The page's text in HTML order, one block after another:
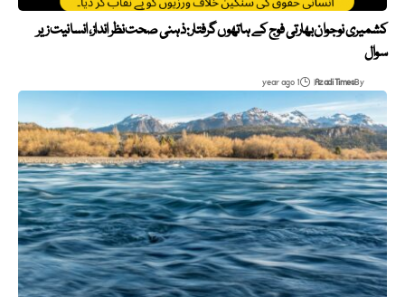
کشمیری نوجوان بھارتی فوج کے ہاتھوں گرفتار: ذہنی صحت نظر انداز، انسانیت زیر
سوال
By
Azadi Times
1 year ago